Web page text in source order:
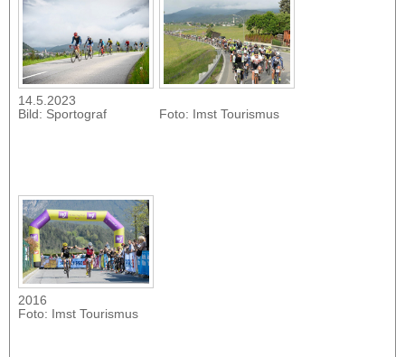
14.5.2023
Bild: Sportograf
Foto: Imst Tourismus
2016
Foto: Imst Tourismus